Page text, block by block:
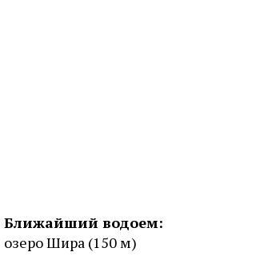
Ближайший водоем:
озеро Шира (150 м)